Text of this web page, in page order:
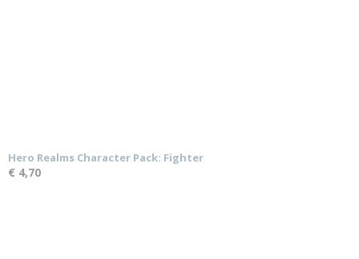
Hero Realms Character Pack: Fighter
€ 4,70